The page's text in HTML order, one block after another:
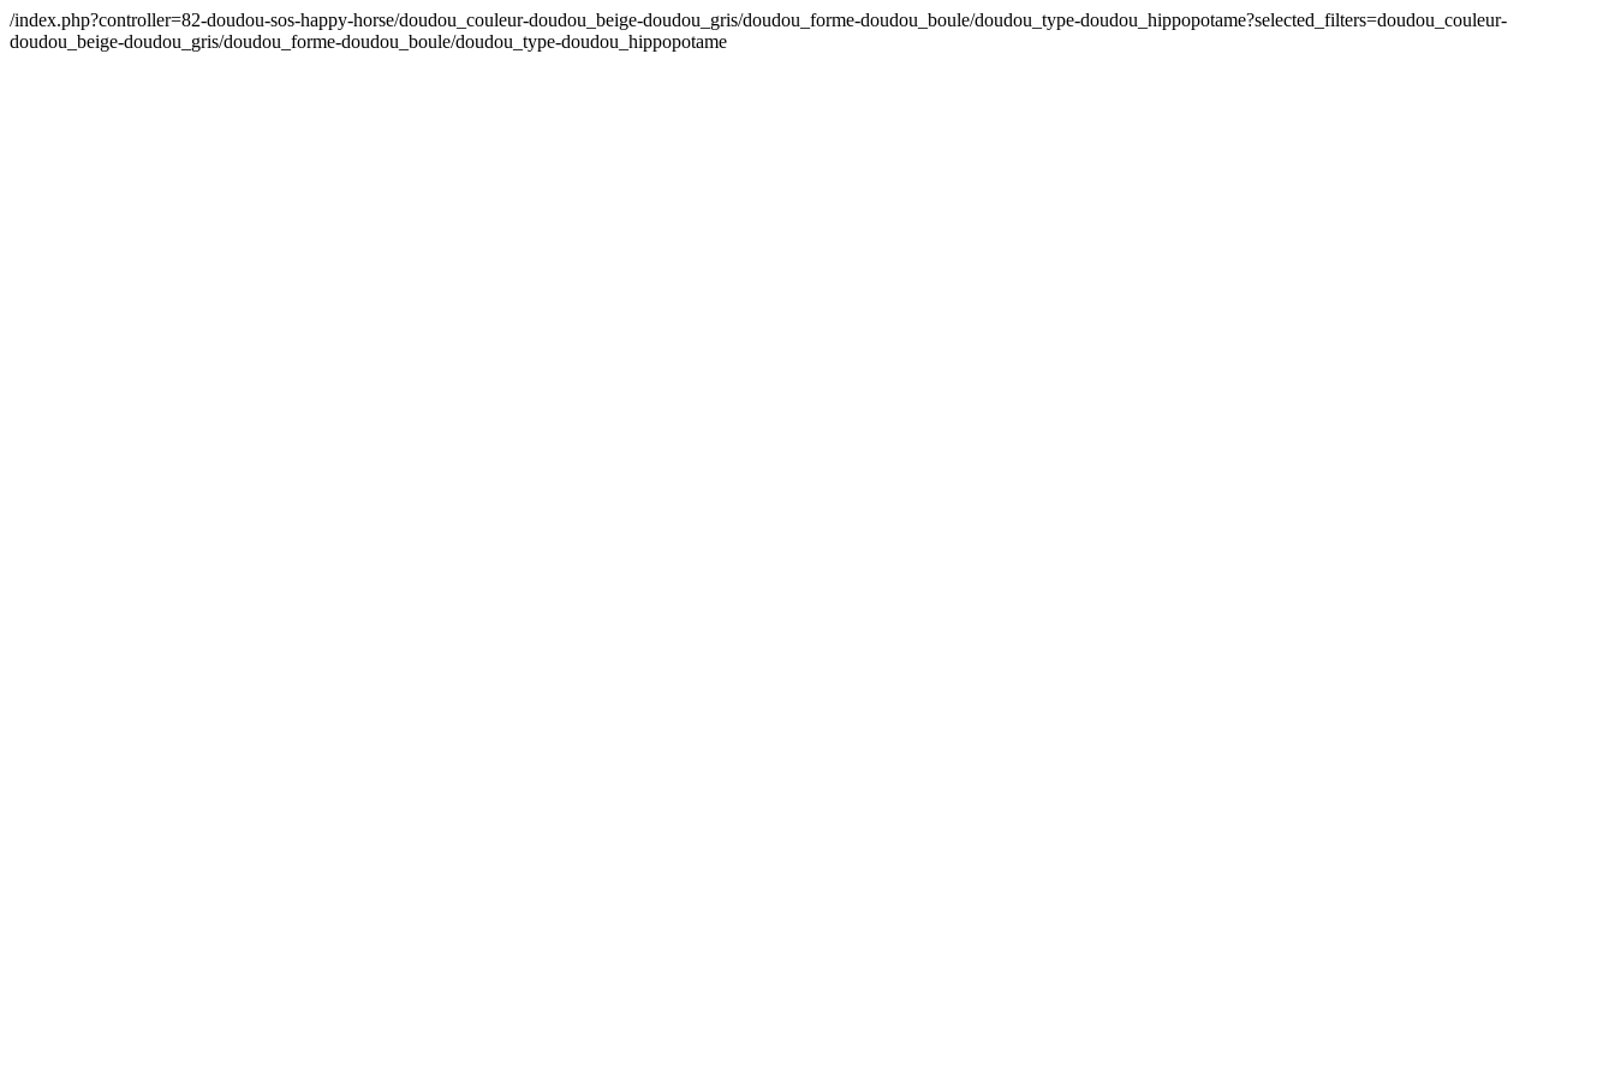
/index.php?controller=82-doudou-sos-happy-horse/doudou_couleur-doudou_beige-doudou_gris/doudou_forme-doudou_boule/doudou_type-doudou_hippopotame?selected_filters=doudou_couleur-
doudou_beige-doudou_gris/doudou_forme-doudou_boule/doudou_type-doudou_hippopotame